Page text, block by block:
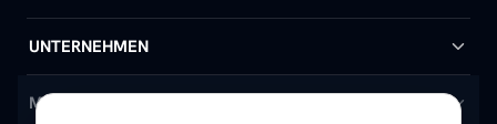
Handtuchheizkörper
Design-Heizkörper
Hilfe & Kontakt
Versand & Lieferung
UNTERNEHMEN
Wir über uns
MEIN KONTO